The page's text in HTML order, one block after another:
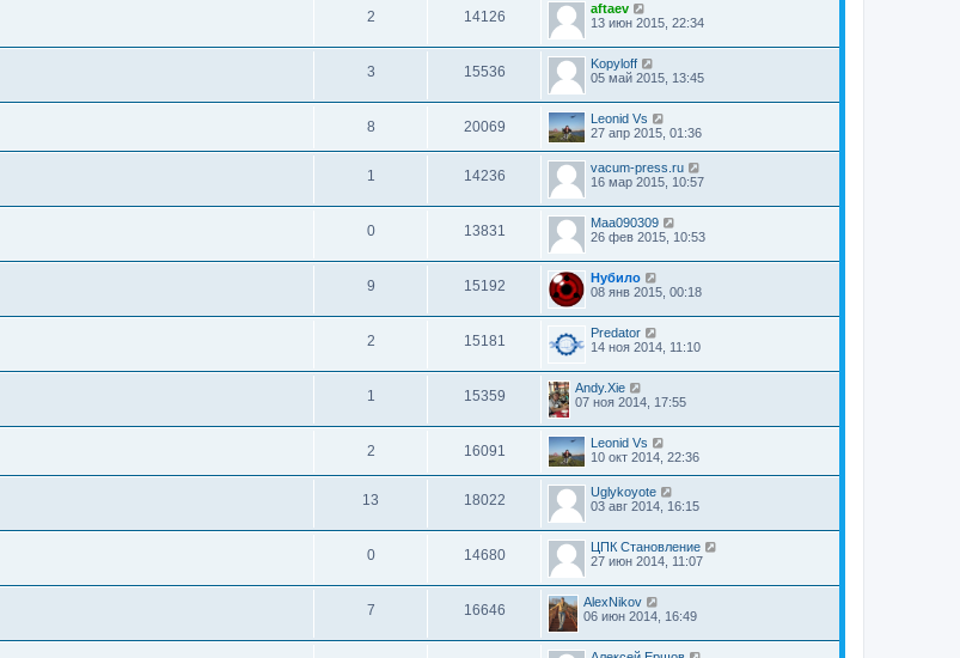
2 14126
aftaev
13 июн 2015, 22:34
3 15536
Kopyloff
05 май 2015, 13:45
8 20069
Leonid Vs
27 апр 2015, 01:36
1 14236
vacum-press.ru
16 мар 2015, 10:57
0 13831
Maa090309
26 фев 2015, 10:53
9 15192
Нубило
08 янв 2015, 00:18
2 15181
Predator
14 ноя 2014, 11:10
1 15359
Andy.Xie
07 ноя 2014, 17:55
2 16091
Leonid Vs
10 окт 2014, 22:36
13 18022
Uglykoyote
03 авг 2014, 16:15
0 14680
ЦПК Становление
27 июн 2014, 11:07
7 16646
AlexNikov
06 июн 2014, 16:49